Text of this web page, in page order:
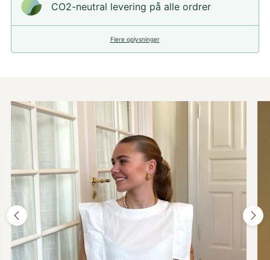
CO2-neutral levering på alle ordrer
Flere oplysninger